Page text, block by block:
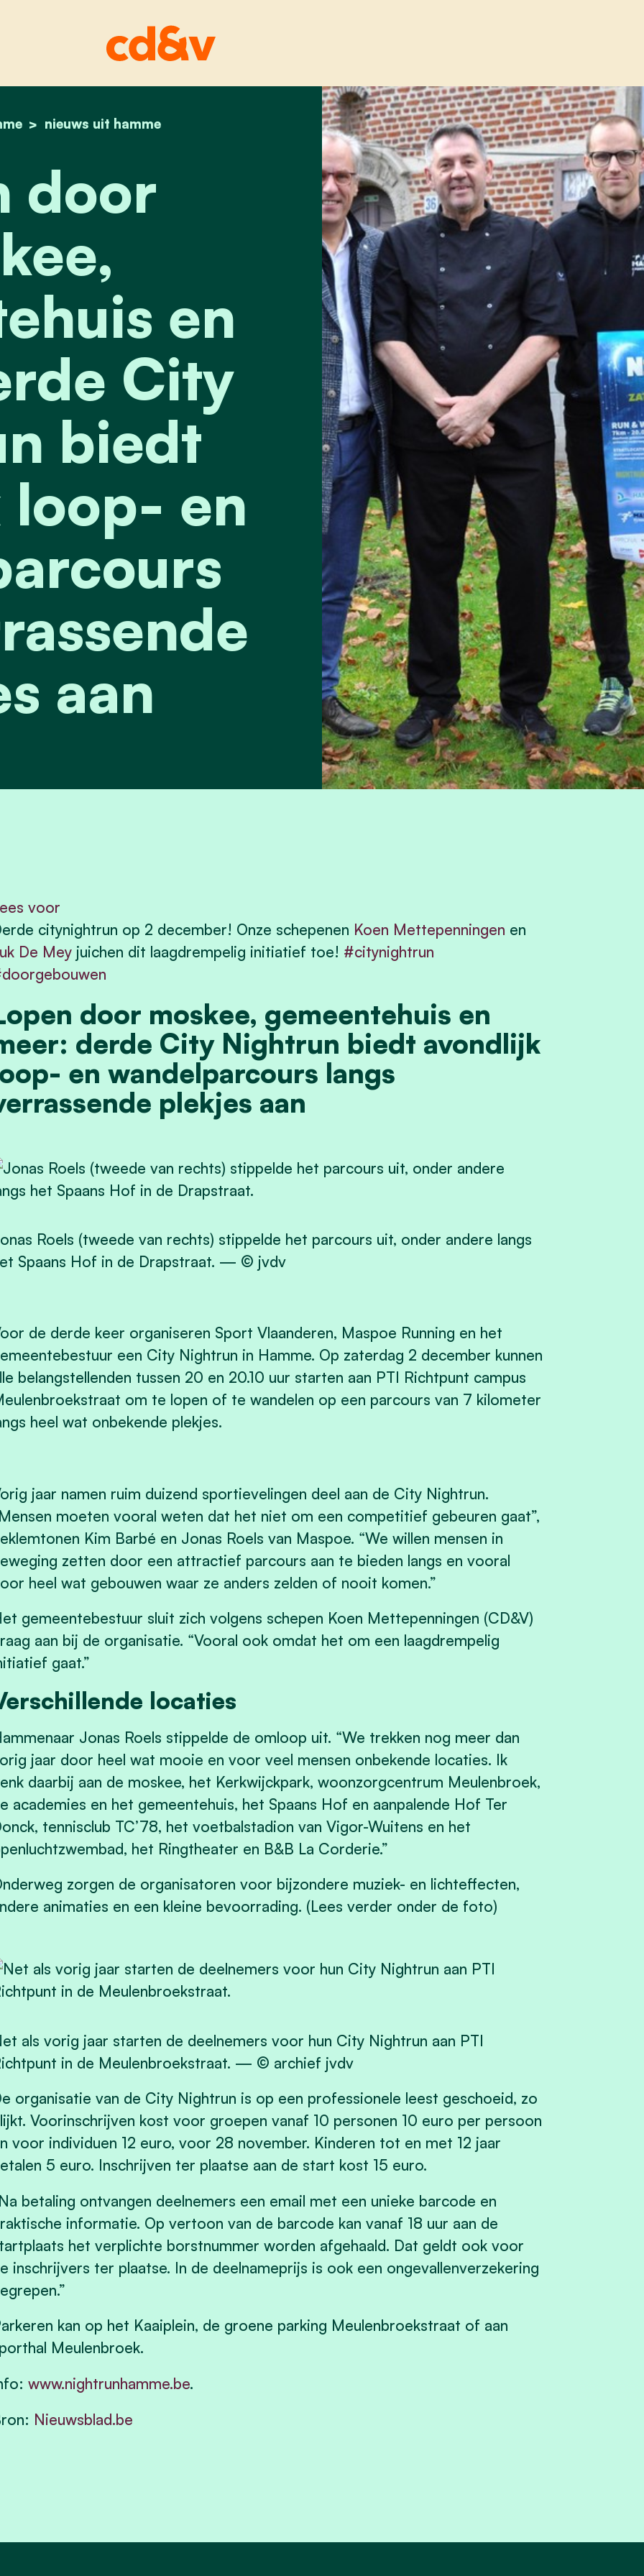
home nieuws uit hamme
lopen door moskee, gemeentehuis en meer: derde city nightrun biedt avondlijk loop- en
door
en
City
biedt
en
aan
voor
citynightrun op 2 december! Onze schepenen Koen Mettepenningen en
De Meyjuichen dit laagdrempelig initiatief toe! #citynightrun
door moskee, gemeentehuis en
derde City Nightrun biedt avondlijk
en wandelparcours langs
plekjes aan
Roels (tweede van rechts) stippelde het parcours uit, onder andere langs
Spaans Hof in de Drapstraat. — © jvdv
de derde keer organiseren Sport Vlaanderen, Maspoe Running en het
een City Nightrun in Hamme. Op zaterdag 2 december kunnen
belangstellenden tussen 20 en 20.10 uur starten aan PTI Richtpunt campus
om te lopen of te wandelen op een parcours van 7 kilometer
heel wat onbekende plekjes.
jaar namen ruim duizend sportievelingen deel aan de City Nightrun.
moeten vooral weten dat het niet om een competitief gebeuren gaat”,
Kim Barbé en Jonas Roels van Maspoe. “We willen mensen in
zetten door een attractief parcours aan te bieden langs en vooral
heel wat gebouwen waar ze anders zelden of nooit komen.”
gemeentebestuur sluit zich volgens schepen Koen Mettepenningen (CD&V)
aan bij de organisatie. “Vooral ook omdat het om een laagdrempelig
gaat.”
locaties
Jonas Roels stippelde de omloop uit. “We trekken nog meer dan
jaar door heel wat mooie en voor veel mensen onbekende locaties. Ik
daarbij aan de moskee, het Kerkwijckpark, woonzorgcentrum Meulenbroek,
academies en het gemeentehuis, het Spaans Hof en aanpalende Hof Ter
tennisclub TC’78, het voetbalstadion van Vigor-Wuitens en het
het Ringtheater en B&B La Corderie.”
zorgen de organisatoren voor bijzondere muziek- en lichteffecten,
animaties en een kleine bevoorrading. (Lees verder onder de foto)
als vorig jaar starten de deelnemers voor hun City Nightrun aan PTI
in de Meulenbroekstraat. — © archief jvdv
organisatie van de City Nightrun is op een professionele leest geschoeid, zo
Voorinschrijven kost voor groepen vanaf 10 personen 10 euro per persoon
voor individuen 12 euro, voor 28 november. Kinderen tot en met 12 jaar
5 euro. Inschrijven ter plaatse aan de start kost 15 euro.
betaling ontvangen deelnemers een email met een unieke barcode en
informatie. Op vertoon van de barcode kan vanaf 18 uur aan de
het verplichte borstnummer worden afgehaald. Dat geldt ook voor
inschrijvers ter plaatse. In de deelnameprijs is ook een ongevallenverzekering
kan op het Kaaiplein, de groene parking Meulenbroekstraat of aan
Meulenbroek.
www.nightrunhamme.be.
Nieuwsblad.be